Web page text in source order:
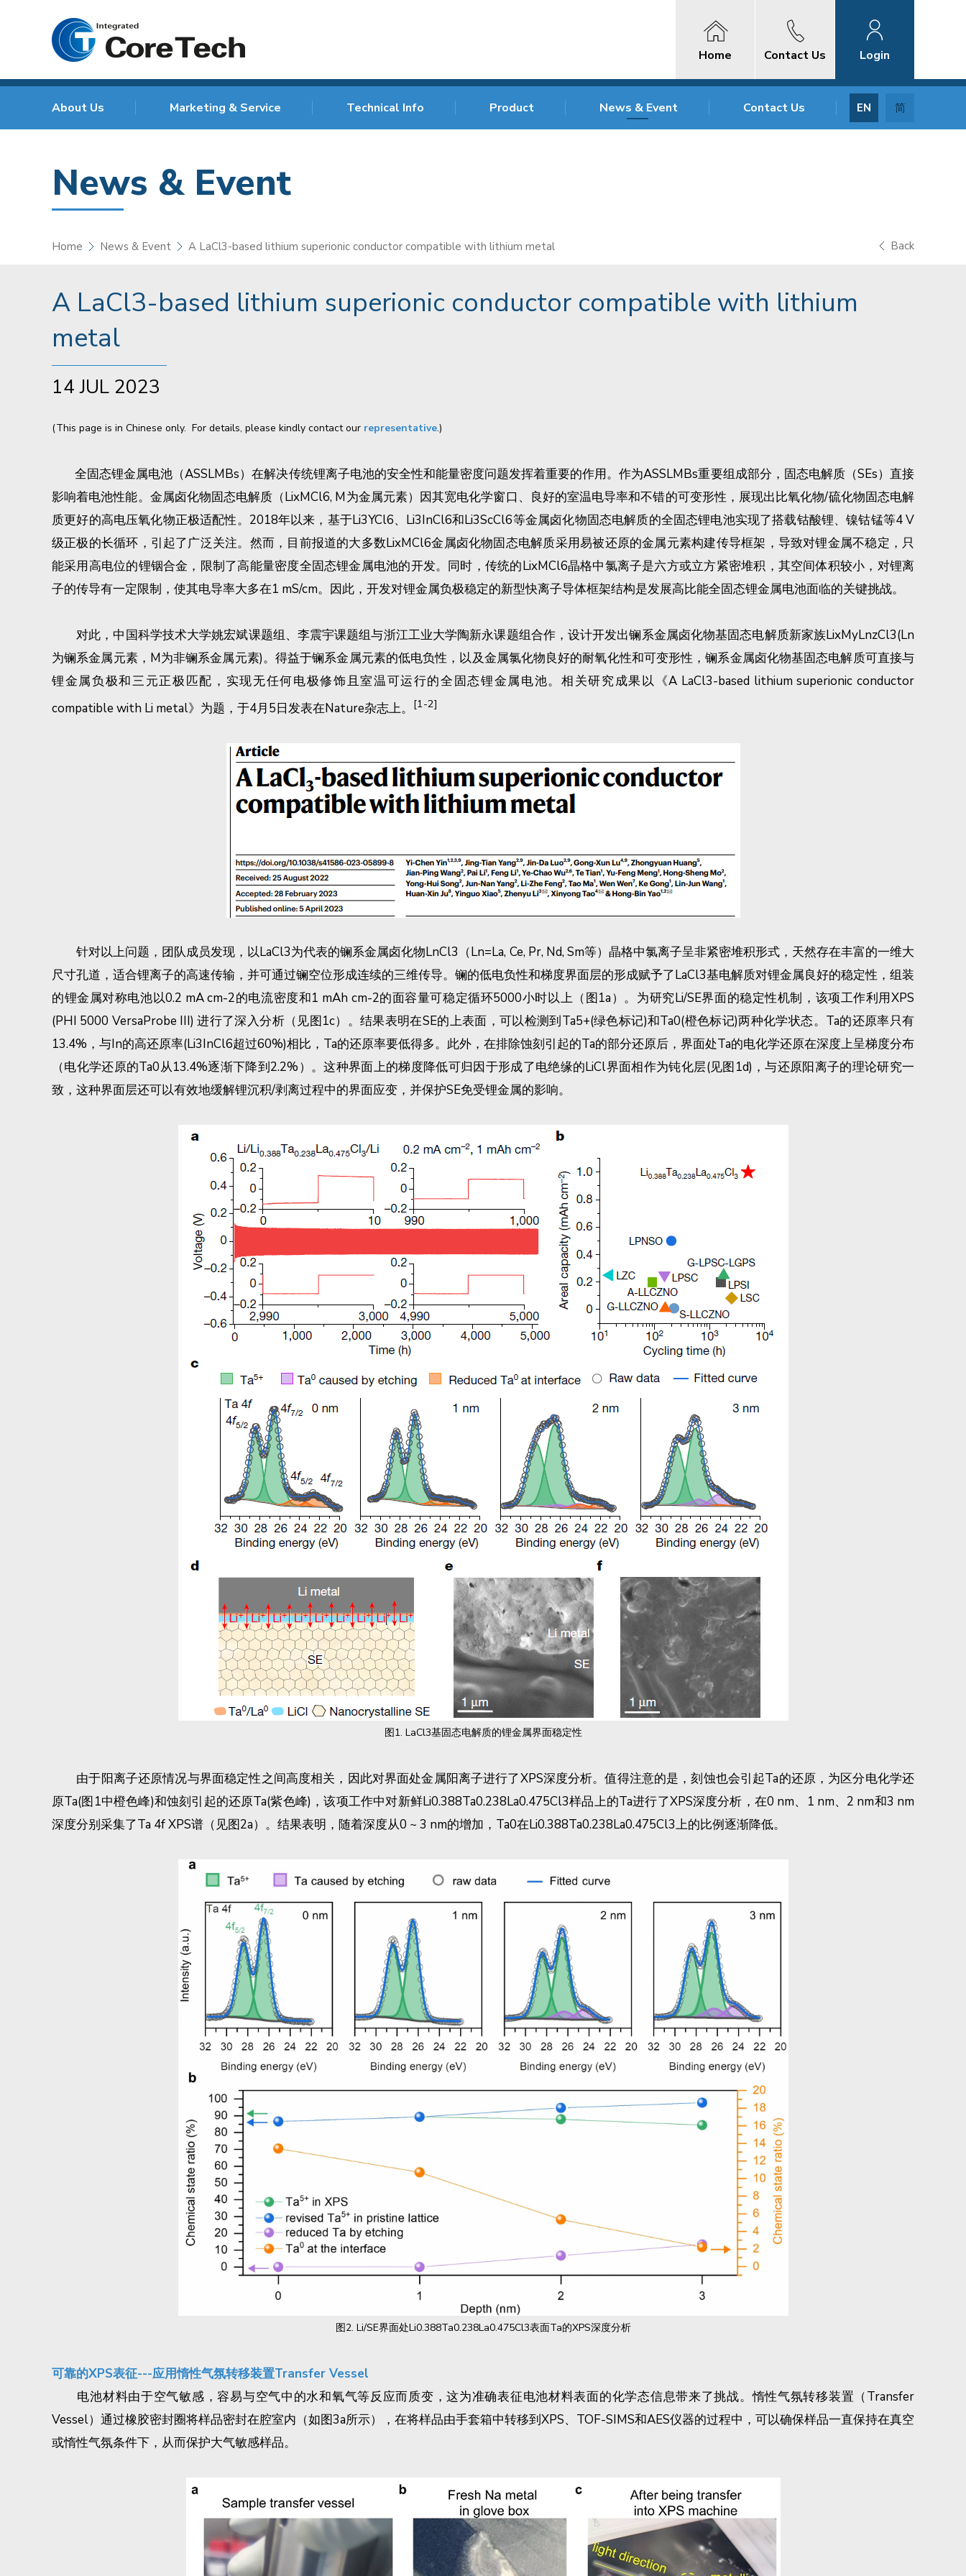
Home Contact Us Login
About Us Marketing & Service Technical Info Product News & Event Contact Us EN 简
News & Event
Home News & Event A LaCl3-based lithium superionic conductor compatible with lithium metal Back
A LaCl3-based lithium superionic conductor compatible with lithium
metal
14 JUL 2023
(This page is in Chinese only. For details, please kindly contact our representative.)
全固态锂金属电池（ASSLMBs）在解决传统锂离子电池的安全性和能量密度问题发挥着重要的作用。作为ASSLMBs重要组成部分，固态电解质（SEs）直接
影响着电池性能。金属卤化物固态电解质（LixMCl6, M为金属元素）因其宽电化学窗口、良好的室温电导率和不错的可变形性，展现出比氧化物/硫化物固态电解
质更好的高电压氧化物正极适配性。2018年以来，基于Li3YCl6、Li3InCl6和Li3ScCl6等金属卤化物固态电解质的全固态锂电池实现了搭载钴酸锂、镍钴锰等4 V
级正极的长循环，引起了广泛关注。然而，目前报道的大多数LixMCl6金属卤化物固态电解质采用易被还原的金属元素构建传导框架，导致对锂金属不稳定，只
能采用高电位的锂铟合金，限制了高能量密度全固态锂金属电池的开发。同时，传统的LixMCl6晶格中氯离子是六方或立方紧密堆积，其空间体积较小，对锂离
子的传导有一定限制，使其电导率大多在1 mS/cm。因此，开发对锂金属负极稳定的新型快离子导体框架结构是发展高比能全固态锂金属电池面临的关键挑战。
对此，中国科学技术大学姚宏斌课题组、李震宇课题组与浙江工业大学陶新永课题组合作，设计开发出镧系金属卤化物基固态电解质新家族LixMyLnzCl3(Ln
为镧系金属元素，M为非镧系金属元素)。得益于镧系金属元素的低电负性，以及金属氯化物良好的耐氧化性和可变形性，镧系金属卤化物基固态电解质可直接与
锂金属负极和三元正极匹配，实现无任何电极修饰且室温可运行的全固态锂金属电池。相关研究成果以《A LaCl3-based lithium superionic conductor
compatible with Li metal》为题，于4月5日发表在Nature杂志上。
[1-2]
针对以上问题，团队成员发现，以LaCl3为代表的镧系金属卤化物LnCl3（Ln=La, Ce, Pr, Nd, Sm等）晶格中氯离子呈非紧密堆积形式，天然存在丰富的一维大
尺寸孔道，适合锂离子的高速传输，并可通过镧空位形成连续的三维传导。镧的低电负性和梯度界面层的形成赋予了LaCl3基电解质对锂金属良好的稳定性，组装
的锂金属对称电池以0.2 mA cm-2的电流密度和1 mAh cm-2的面容量可稳定循环5000小时以上（图1a）。为研究Li/SE界面的稳定性机制，该项工作利用XPS
(PHI 5000 VersaProbe III) 进行了深入分析（见图1c）。结果表明在SE的上表面，可以检测到Ta5+(绿色标记)和Ta0(橙色标记)两种化学状态。Ta的还原率只有
13.4%，与In的高还原率(Li3InCl6超过60%)相比，Ta的还原率要低得多。此外，在排除蚀刻引起的Ta的部分还原后，界面处Ta的电化学还原在深度上呈梯度分布
（电化学还原的Ta0从13.4%逐渐下降到2.2%）。这种界面上的梯度降低可归因于形成了电绝缘的LiCl界面相作为钝化层(见图1d)，与还原阳离子的理论研究一
致，这种界面层还可以有效地缓解锂沉积/剥离过程中的界面应变，并保护SE免受锂金属的影响。
图1. LaCl3基固态电解质的锂金属界面稳定性
由于阳离子还原情况与界面稳定性之间高度相关，因此对界面处金属阳离子进行了XPS深度分析。值得注意的是，刻蚀也会引起Ta的还原，为区分电化学还
原Ta(图1中橙色峰)和蚀刻引起的还原Ta(紫色峰)，该项工作中对新鲜Li0.388Ta0.238La0.475Cl3样品上的Ta进行了XPS深度分析，在0 nm、1 nm、2 nm和3 nm
深度分别采集了Ta 4f XPS谱（见图2a）。结果表明，随着深度从0 ~ 3 nm的增加，Ta0在Li0.388Ta0.238La0.475Cl3上的比例逐渐降低。
图2. Li/SE界面处Li0.388Ta0.238La0.475Cl3表面Ta的XPS深度分析
可靠的XPS表征---应用惰性气氛转移装置Transfer Vessel
电池材料由于空气敏感，容易与空气中的水和氧气等反应而质变，这为准确表征电池材料表面的化学态信息带来了挑战。惰性气氛转移装置（Transfer
Vessel）通过橡胶密封圈将样品密封在腔室内（如图3a所示），在将样品由手套箱中转移到XPS、TOF-SIMS和AES仪器的过程中，可以确保样品一直保持在真空
或惰性气氛条件下，从而保护大气敏感样品。